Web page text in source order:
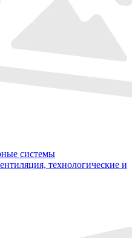
системы
технологические и